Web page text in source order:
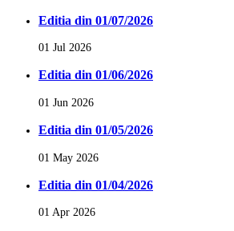
Editia din 01/07/2026
01 Jul 2026
Editia din 01/06/2026
01 Jun 2026
Editia din 01/05/2026
01 May 2026
Editia din 01/04/2026
01 Apr 2026